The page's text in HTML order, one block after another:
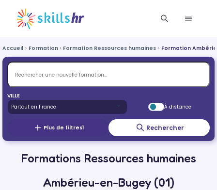
Accueil Formation Formation Ressources humaines Formation
VILLE
À distance
Plus de filtres1 Rechercher
Formations Ressources humaines
Ambérieu-en-Bugey (01)